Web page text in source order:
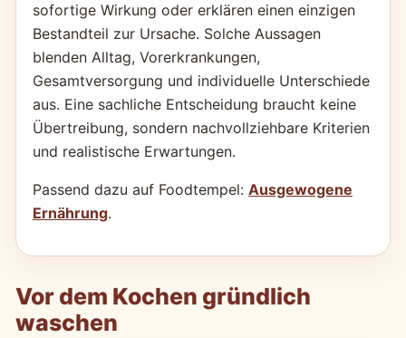
sofortige Wirkung oder erklären einen einzigen
Bestandteil zur Ursache. Solche Aussagen
blenden Alltag, Vorerkrankungen,
Gesamtversorgung und individuelle Unterschiede
aus. Eine sachliche Entscheidung braucht keine
Übertreibung, sondern nachvollziehbare Kriterien
und realistische Erwartungen.
Passend dazu auf Foodtempel: Ausgewogene
Ernährung.
Vor dem Kochen gründlich
waschen